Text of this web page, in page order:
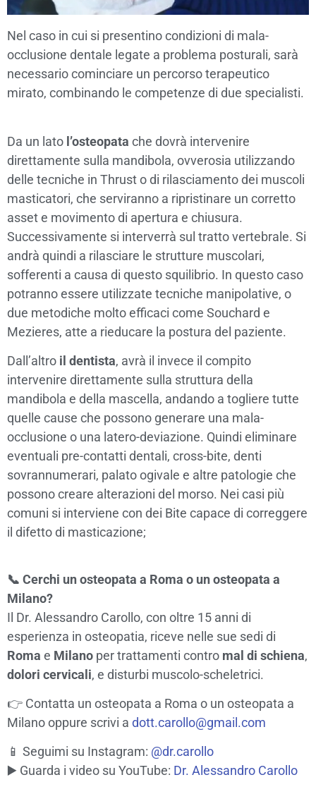
Nel caso in cui si presentino condizioni di mala-
occlusione dentale legate a problema posturali, sarà
necessario cominciare un percorso terapeutico
mirato, combinando le competenze di due specialisti.
Da un lato l’osteopata che dovrà intervenire
direttamente sulla mandibola, ovverosia utilizzando
delle tecniche in Thrust o di rilasciamento dei muscoli
masticatori, che serviranno a ripristinare un corretto
asset e movimento di apertura e chiusura.
Successivamente si interverrà sul tratto vertebrale. Si
andrà quindi a rilasciare le strutture muscolari,
sofferenti a causa di questo squilibrio. In questo caso
potranno essere utilizzate tecniche manipolative, o
due metodiche molto efficaci come Souchard e
Mezieres, atte a rieducare la postura del paziente.
Dall’altro il dentista, avrà il invece il compito
intervenire direttamente sulla struttura della
mandibola e della mascella, andando a togliere tutte
quelle cause che possono generare una mala-
occlusione o una latero-deviazione. Quindi eliminare
eventuali pre-contatti dentali, cross-bite, denti
sovrannumerari, palato ogivale e altre patologie che
possono creare alterazioni del morso. Nei casi più
comuni si interviene con dei Bite capace di correggere
il difetto di masticazione;
📞 Cerchi un osteopata a Roma o un osteopata a
Milano?
Il Dr. Alessandro Carollo, con oltre 15 anni di
esperienza in osteopatia, riceve nelle sue sedi di
Roma e Milano per trattamenti contro mal di schiena,
dolori cervicali, e disturbi muscolo-scheletrici.
👉 Contatta un osteopata a Roma o un osteopata a
Milanooppure scrivi a dott.carollo@gmail.com
📱 Seguimi su Instagram: @dr.carollo
▶️ Guarda i video su YouTube: Dr. Alessandro Carollo